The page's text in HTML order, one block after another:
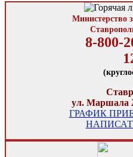
Министерство
8-800-
ул. Маршала
ГРАФИК